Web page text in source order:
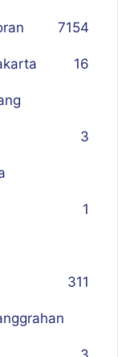
154
7
16
3
1
311